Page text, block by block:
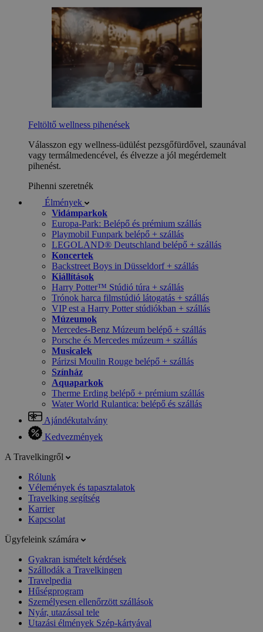
Feltöltő wellness pihenések
Válasszon egy wellness-üdülést pezsgőfürdővel, szaunával
vagy termálmedencével, és élvezze a jól megérdemelt
pihenést.
Pihenni szeretnék
Élmények
Vidámparkok
Europa-Park: Belépő és prémium szállás
Playmobil Funpark belépő + szállás
LEGOLAND® Deutschland belépő + szállás
Koncertek
Backstreet Boys in Düsseldorf + szállás
Kiállítások
Harry Potter™ Stúdió túra + szállás
Trónok harca filmstúdió látogatás + szállás
VIP est a Harry Potter stúdiókban + szállás
Múzeumok
Mercedes-Benz Múzeum belépő + szállás
Porsche és Mercedes múzeum + szállás
Musicalek
Párizsi Moulin Rouge belépő + szállás
Színház
Aquaparkok
Therme Erding belépő + prémium szállás
Water World Rulantica: belépő és szállás
Ajándékutalvány
Kedvezmények
A Travelkingről
Rólunk
Vélemények és tapasztalatok
Travelking segítség
Karrier
Kapcsolat
Ügyfeleink számára
Gyakran ismételt kérdések
Szállodák a Travelkingen
Travelpedia
Hűségprogram
Személyesen ellenőrzött szállások
Nyár, utazással tele
Utazási élmények Szép-kártyával